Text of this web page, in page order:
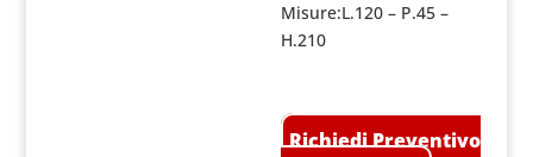
Misure:L.120 – P.45 –
H.210
Richiedi Preventivo